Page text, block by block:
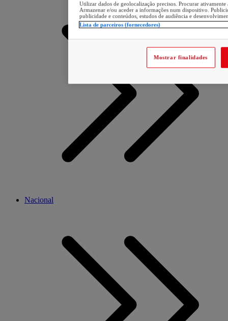
Nacional
Utilizar dados de geolocalização precisos. Procurar
Armazenar e/ou aceder a informações num dispositivo.
publicidade e conteúdos, estudos de audiência e
Lista de parceiros (fornecedores)
Mostrar finalidades